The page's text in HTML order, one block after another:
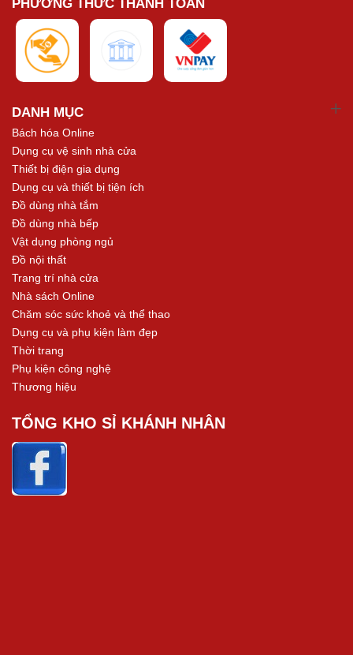
PHƯƠNG THỨC THANH TOÁN
DANH MỤC
Bách hóa Online
Dụng cụ vệ sinh nhà cửa
Thiết bị điện gia dụng
Dụng cụ và thiết bị tiện ích
Đồ dùng nhà tắm
Đồ dùng nhà bếp
Vật dụng phòng ngủ
Đồ nội thất
Trang trí nhà cửa
Nhà sách Online
Chăm sóc sức khoẻ và thể thao
Dụng cụ và phụ kiện làm đẹp
Thời trang
Phụ kiện công nghệ
Thương hiệu
TỔNG KHO SỈ KHÁNH NHÂN